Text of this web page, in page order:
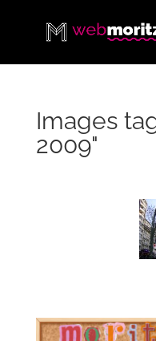
Images
2009"